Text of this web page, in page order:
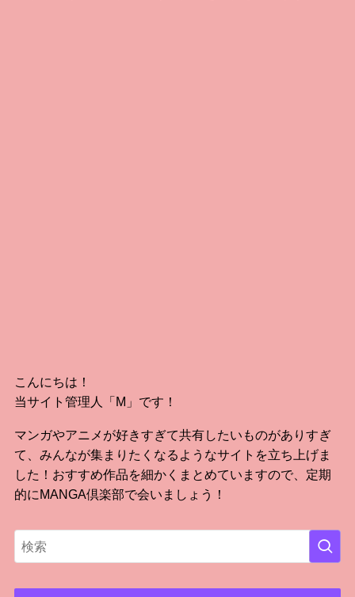
こんにちは！
当サイト管理人「M」です！
マンガやアニメが好きすぎて共有したいものがありすぎ
て、みんなが集まりたくなるようなサイトを立ち上げま
した！おすすめ作品を細かくまとめていますので、定期
的にMANGA倶楽部で会いましょう！